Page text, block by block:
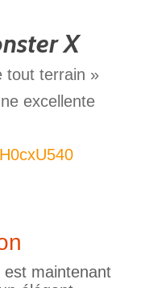
X
tout terrain »
excellente
maintenant